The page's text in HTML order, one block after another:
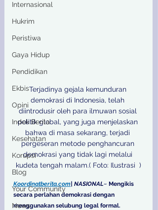
Internasional
Hukrim
Peristiwa
Gaya Hidup
Pendidikan
Ekbis
Opini
Indek Berita
Kesehatan
Korupsi
Blog
Your Community
News
Terjadinya gejala kemunduran
demokrasi di Indonesia, telah
diintrodusir oleh para ilmuwan sosial
politik global, yang juga menjelaskan
bahwa di masa sekarang, terjadi
pergeseran metode penghancuran
demokrasi yang tidak lagi melalui
kudeta tengah malam.( Foto: Ilustrasi  )
Koordinatberita.com | NASIONAL~ Mengikis
secara perlahan demokrasi dengan
menggunakan selubung legal formal.